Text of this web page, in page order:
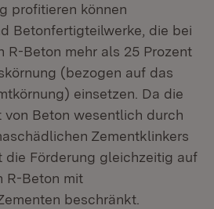
profitieren können
Betonfertigteilwerke, die bei
R-Beton mehr als 25 Prozent
(bezogen auf das
einsetzen. Da die
Beton wesentlich durch
Zementklinkers
die Förderung gleichzeitig auf
R-Beton mit
beschränkt.